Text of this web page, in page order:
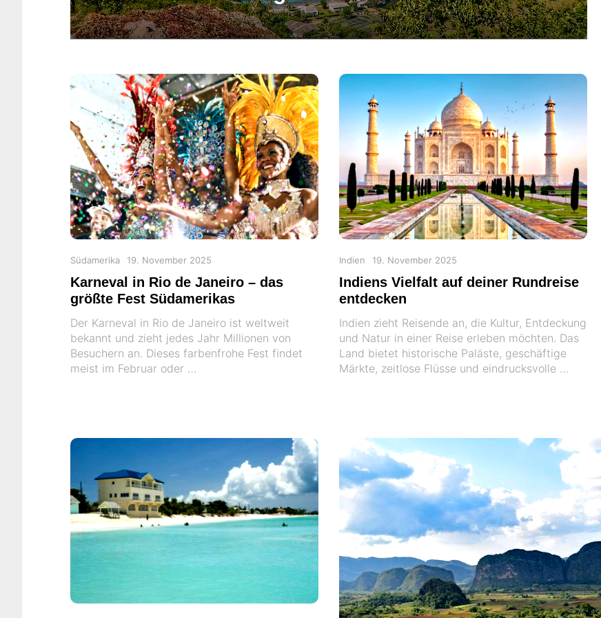
Categories
Südamerika
Posted
19. November 2025
Karneval in Rio de Janeiro – das
größte Fest Südamerikas
Der Karneval in Rio de Janeiro ist weltweit
bekannt und zieht jedes Jahr Millionen von
Besuchern an. Dieses farbenfrohe Fest findet
meist im Februar oder …
Categories
Indien
Posted
19. November 2025
Indiens Vielfalt auf deiner Rundreise
entdecken
Indien zieht Reisende an, die Kultur, Entdeckung
und Natur in einer Reise erleben möchten. Das
Land bietet historische Paläste, geschäftige
Märkte, zeitlose Flüsse und eindrucksvolle …